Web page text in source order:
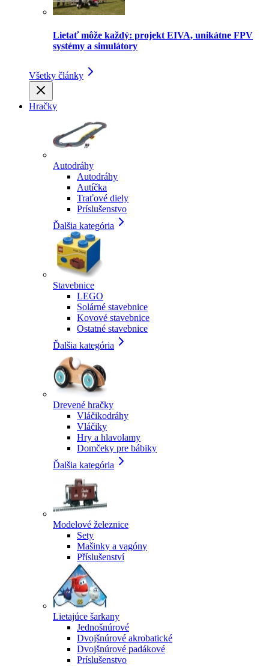
Lietať môže každý: projekt EIVA, unikátne FPV
systémy a simulátory
Všetky články
Hračky
Autodráhy
Autodráhy
Autíčka
Traťové diely
Príslušenstvo
Ďalšia kategória
Stavebnice
LEGO
Solárné stavebnice
Kovové stavebnice
Ostatné stavebnice
Ďalšia kategória
Drevené hračky
Vláčikodráhy
Vláčiky
Hry a hlavolamy
Domčeky pre bábiky
Ďalšia kategória
Modelové železnice
Sety
Mašinky a vagóny
Příslušenství
Lietajúce šarkany
Jednošnúrové
Dvojšnúrové akrobatické
Dvojšnúrové padákové
Príslušenstvo